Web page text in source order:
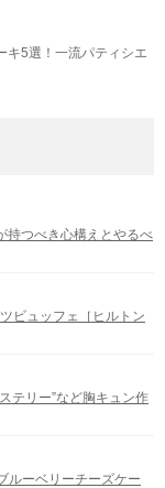
キ5選！一流パティシエ
持つべき心構えとやるべ
ビュッフェ［ヒルトン
テリー”など胸キュン作
ルーベリーチーズケー